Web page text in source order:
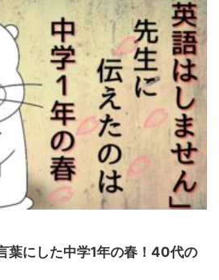
葉にした中学1年の春！40代の